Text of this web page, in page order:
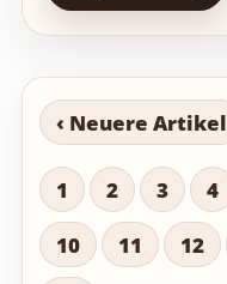
‹ Neuere Artikel
1 2 3 4
10
11 12